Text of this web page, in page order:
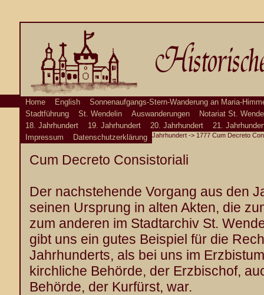
Home English
Sonnenaufgangs-Stern-Wanderung an Maria-
Stadtführung
St. Wendelin Auswanderungen
Notariat St.
18. Jahrhundert
19. Jahrhundert 20. Jahrhundert
21.
Impressum
Datenschutzerklärung Jahrhundert -> 1777 Cum Decreto
Cum Decreto Consistoriali
Der nachstehende Vorgang aus den
seinen Ursprung in alten Akten, die
zum anderen im Stadtarchiv St.
gibt uns ein gutes Beispiel für die
Jahrhunderts, als bei uns im
kirchliche Behörde, der Erzbischof,
Behörde, der Kurfürst, war.